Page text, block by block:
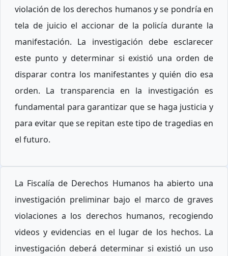
violación de los derechos humanos y se pondría en
tela de juicio el accionar de la policía durante la
manifestación. La investigación debe esclarecer
este punto y determinar si existió una orden de
disparar contra los manifestantes y quién dio esa
orden. La transparencia en la investigación es
fundamental para garantizar que se haga justicia y
para evitar que se repitan este tipo de tragedias en
el futuro.
La Fiscalía de Derechos Humanos ha abierto una
investigación preliminar bajo el marco de graves
violaciones a los derechos humanos, recogiendo
videos y evidencias en el lugar de los hechos. La
investigación deberá determinar si existió un uso